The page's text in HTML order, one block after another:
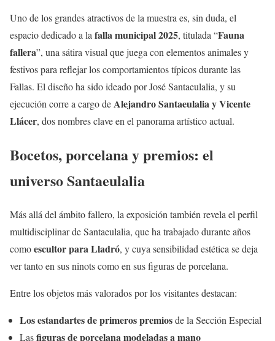
Uno de los grandes atractivos de la muestra es, sin duda, el
espacio dedicado a lafalla municipal 2025, titulada “Fauna
fallera”, una sátira visual que juega con elementos animales y
festivos para reflejar los comportamientos típicos durante las
Fallas. El diseño ha sido ideado por José Santaeulalia, y su
ejecución corre a cargo deAlejandro Santaeulalia y Vicente
Llácer, dos nombres clave en el panorama artístico actual.
Bocetos, porcelana y premios: el
universo Santaeulalia
Más allá del ámbito fallero, la exposición también revela el perfil
multidisciplinar de Santaeulalia, que ha trabajado durante años
comoescultor para Lladró, y cuya sensibilidad estética se deja
ver tanto en sus ninots como en sus figuras de porcelana.
Entre los objetos más valorados por los visitantes destacan:
Los estandartes de primeros premiosde la Sección Especial
Lasfiguras de porcelana modeladas a mano